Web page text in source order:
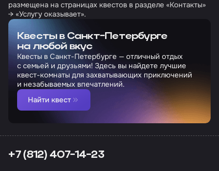
размещена на страницах квестов в разделе «Контакты»
→ «Услугу оказывает».
Квесты в Санкт-Петербурге
на любой вкус
Квесты в Санкт-Петербурге — отличный отдых
с семьей и друзьями! Здесь вы найдете лучшие
квест-комнаты для захватывающих приключений
и незабываемых впечатлений.
Найти квест
+7 (812) 407-14-23